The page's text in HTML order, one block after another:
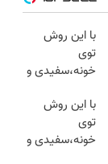
با این روش
توی
خونه،سفیدی و
برگردون
(40%off)
با این روش
توی
خونه،سفیدی و